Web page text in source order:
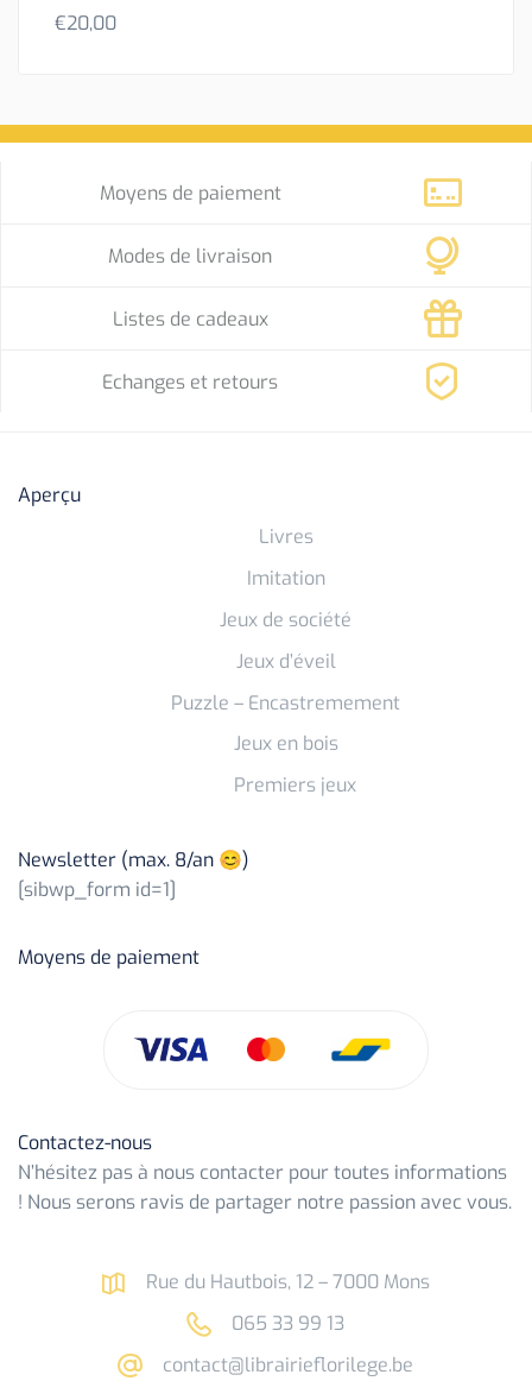
€20,00
Moyens de paiement
Modes de livraison
Listes de cadeaux
Echanges et retours
Aperçu
Livres
Imitation
Jeux de société
Jeux d’éveil
Puzzle – Encastremement
Jeux en bois
Premiers jeux
Newsletter (max. 8/an 😊)
[sibwp_form id=1]
Moyens de paiement
Contactez-nous
N’hésitez pas à nous contacter pour toutes informations
! Nous serons ravis de partager notre passion avec vous.
Rue du Hautbois, 12 – 7000 Mons
065 33 99 13
contact@librairieflorilege.be